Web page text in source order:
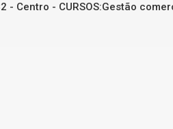
- Centro - CURSOS:Gestão